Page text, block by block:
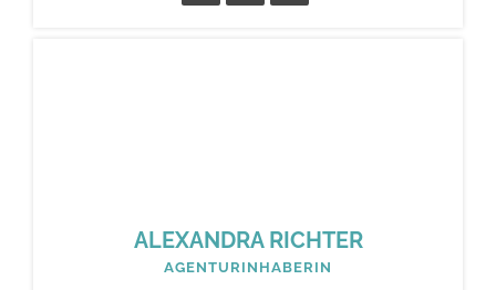
ALEXANDRA RICHTER
AGENTURINHABERIN